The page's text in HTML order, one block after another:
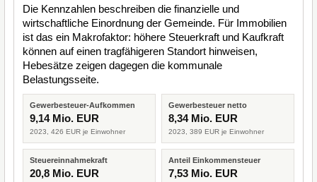
Die Kennzahlen beschreiben die finanzielle und
wirtschaftliche Einordnung der Gemeinde. Für Immobilien
ist das ein Makrofaktor: höhere Steuerkraft und Kaufkraft
können auf einen tragfähigeren Standort hinweisen,
Hebesätze zeigen dagegen die kommunale
Belastungsseite.
Gewerbesteuer-Aufkommen
9,14 Mio. EUR
2023, 426 EUR je Einwohner
Gewerbesteuer netto
8,34 Mio. EUR
2023, 389 EUR je Einwohner
Steuereinnahmekraft
20,8 Mio. EUR
Anteil Einkommensteuer
7,53 Mio. EUR